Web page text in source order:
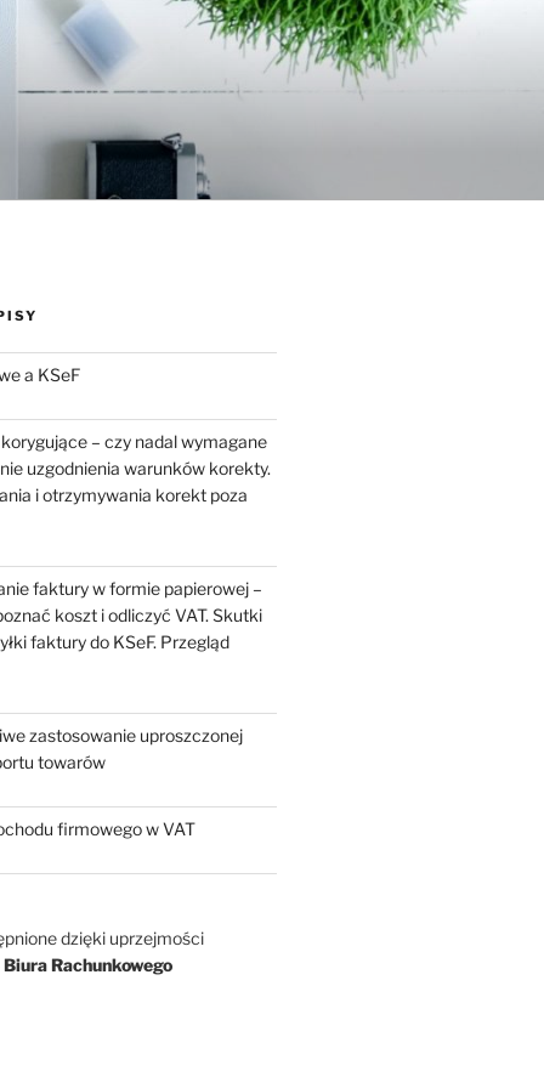
a KSeF
– czy nadal wymagane
uzgodnienia warunków korekty.
i otrzymywania korekt poza
faktury w formie papierowej –
koszt i odliczyć VAT. Skutki
faktury do KSeF. Przegląd
zastosowanie uproszczonej
towarów
firmowego w VAT
dzięki uprzejmości
Rachunkowego